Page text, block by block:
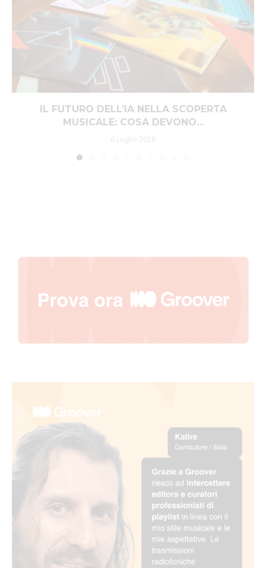
IL FUTURO DELL’IA NELLA SCOPERTA
MUSICALE: COSA DEVONO...
6 Luglio 2026